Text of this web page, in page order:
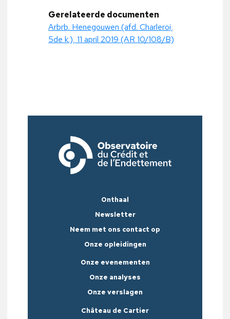
Gerelateerde documenten
Arbrb. Henegouwen (afd. Charleroi,
5de k.), 11 april 2019 (AR 10/108/B)
Onthaal
Newsletter
Neem met ons contact op
Onze opleidingen
Onze evenementen
Onze analyses
Onze verslagen
Château de Cartier